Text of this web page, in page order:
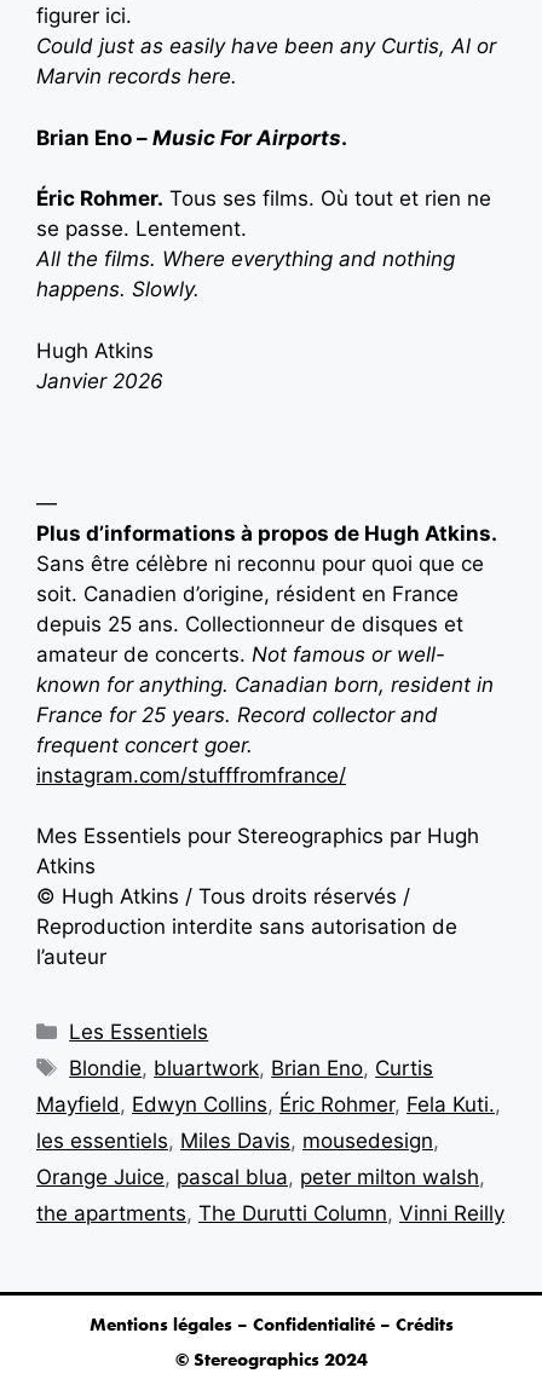
figurer ici.
Could just as easily have been any Curtis, Al or
Marvin records here.
Brian Eno – Music For Airports.
Éric Rohmer. Tous ses films. Où tout et rien ne
se passe. Lentement.
All the films. Where everything and nothing
happens. Slowly.
Hugh Atkins
Janvier 2026
—
Plus d’informations à propos de Hugh Atkins.
Sans être célèbre ni reconnu pour quoi que ce
soit. Canadien d’origine, résident en France
depuis 25 ans. Collectionneur de disques et
amateur de concerts. Not famous or well-
known for anything. Canadian born, resident in
France for 25 years. Record collector and
frequent concert goer.
instagram.com/stufffromfrance/
Mes Essentiels pour Stereographics par Hugh
Atkins
© Hugh Atkins / Tous droits réservés /
Reproduction interdite sans autorisation de
l’auteur
Les Essentiels
Blondie, bluartwork, Brian Eno, Curtis
Mayfield, Edwyn Collins, Éric Rohmer, Fela Kuti.,
les essentiels, Miles Davis, mousedesign,
Orange Juice, pascal blua, peter milton walsh,
the apartments, The Durutti Column, Vinni Reilly
Mentions légales – Confidentialité – Crédits
© Stereographics 2024